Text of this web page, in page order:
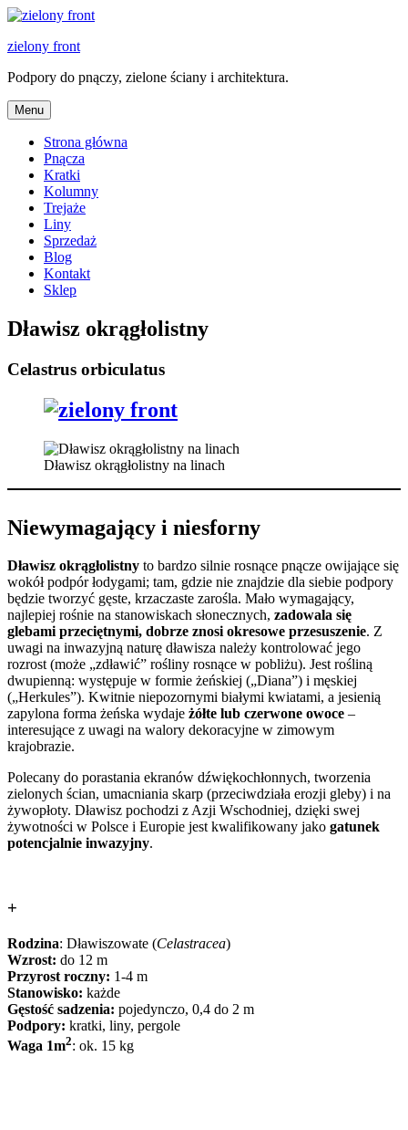
Skip
content
zielony front
Podpory do pnączy, zielone ściany i architektura.
Menu
Strona główna
Pnącza
Kratki
Kolumny
Trejaże
Liny
Sprzedaż
Blog
Kontakt
Sklep
Dławisz okrągłolistny
Celastrus orbiculatus
Dławisz okrągłolistny na linach
Niewymagający i niesforny
Dławisz okrągłolistny to bardzo silnie rosnące pnącze owijające się
wokół podpór łodygami; tam, gdzie nie znajdzie dla siebie podpory
będzie tworzyć gęste, krzaczaste zarośla. Mało wymagający,
najlepiej rośnie na stanowiskach słonecznych, zadowala się
glebami przeciętnymi, dobrze znosi okresowe przesuszenie. Z
uwagi na inwazyjną naturę dławisza należy kontrolować jego
rozrost (może „zdławić” rośliny rosnące w pobliżu). Jest rośliną
dwupienną: występuje w formie żeńskiej („Diana”) i męskiej
(„Herkules”). Kwitnie niepozornymi białymi kwiatami, a jesienią
zapylona forma żeńska wydaje żółte lub czerwone owoce –
interesujące z uwagi na walory dekoracyjne w zimowym
krajobrazie.
Polecany do porastania ekranów dźwiękochłonnych, tworzenia
zielonych ścian, umacniania skarp (przeciwdziała erozji gleby) i na
żywopłoty. Dławisz pochodzi z Azji Wschodniej, dzięki swej
żywotności w Polsce i Europie jest kwalifikowany jako gatunek
potencjalnie inwazyjny.
+
Rodzina: Dławiszowate (Celastracea)
Wzrost: do 12 m
Przyrost roczny: 1-4 m
Stanowisko: każde
Gęstość sadzenia: pojedynczo, 0,4 do 2 m
Podpory: kratki, liny, pergole
Waga 1m2: ok. 15 kg